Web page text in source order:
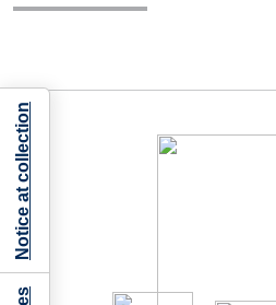
Notice at collection